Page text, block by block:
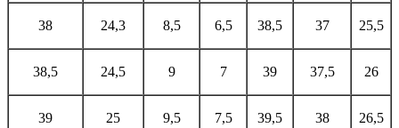
38 24,3 8,5 6,5 38,5 37 25,5
38,5 24,5 9 7 39 37,5 26
39 25 9,5 7,5 39,5 38 26,5